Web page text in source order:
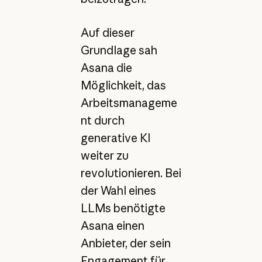
Auf dieser
Grundlage sah
Asana die
Möglichkeit, das
Arbeitsmanageme
nt durch
generative KI
weiter zu
revolutionieren. Bei
der Wahl eines
LLMs benötigte
Asana einen
Anbieter, der sein